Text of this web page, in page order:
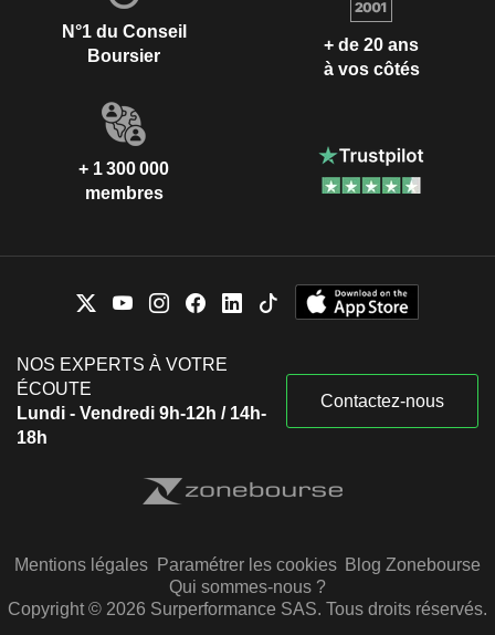
N°1 du Conseil
Boursier
+ de 20 ans
à vos côtés
+ 1 300 000
membres
NOS EXPERTS À VOTRE
ÉCOUTE
Lundi - Vendredi 9h-12h / 14h-
18h
Contactez-nous
Mentions légales Paramétrer les cookies Blog Zonebourse
Qui sommes-nous ?
Copyright © 2026 Surperformance SAS. Tous droits réservés.